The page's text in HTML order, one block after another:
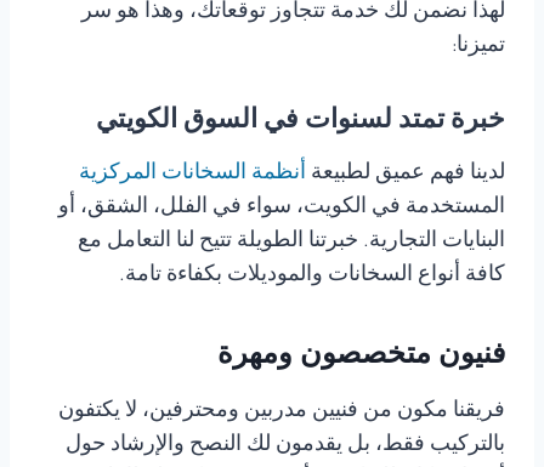
لهذا نضمن لك خدمة تتجاوز توقعاتك، وهذا هو سر
تميزنا:
خبرة تمتد لسنوات في السوق الكويتي
لدينا فهم عميق لطبيعة أنظمة السخانات المركزية
المستخدمة في الكويت، سواء في الفلل، الشقق، أو
البنايات التجارية. خبرتنا الطويلة تتيح لنا التعامل مع
كافة أنواع السخانات والموديلات بكفاءة تامة.
فنيون متخصصون ومهرة
فريقنا مكون من فنيين مدربين ومحترفين، لا يكتفون
بالتركيب فقط، بل يقدمون لك النصح والإرشاد حول